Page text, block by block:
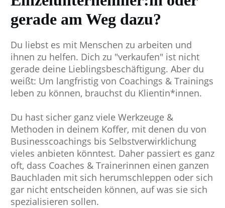
gerade am Weg dazu?
Du liebst es mit Menschen zu arbeiten und
ihnen zu helfen. Dich zu "verkaufen" ist nicht
gerade deine Lieblingsbeschäftigung. Aber du
weißt: Um langfristig von Coachings & Trainings
leben zu können, brauchst du Klientin*innen.
Du hast sicher ganz viele Werkzeuge &
Methoden in deinem Koffer, mit denen du von
Businesscoachings bis Selbstverwirklichung
vieles anbieten könntest. Daher passiert es ganz
oft, dass Coaches & Trainerinnen einen ganzen
Bauchladen mit sich herumschleppen oder sich
gar nicht entscheiden können, auf was sie sich
spezialisieren sollen.